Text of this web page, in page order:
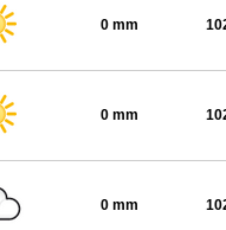
0 mm
0 mm
0 mm